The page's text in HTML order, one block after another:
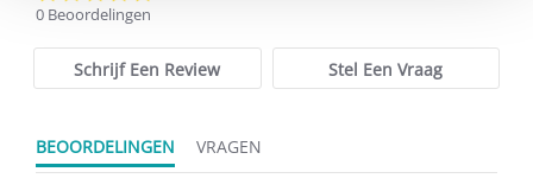
0 Beoordelingen
Schrijf Een Review Stel Een Vraag
BEOORDELINGEN VRAGEN